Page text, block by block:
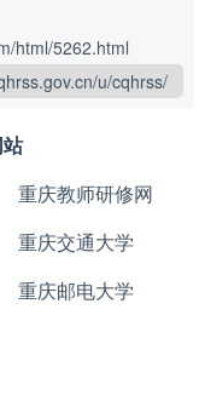
html/5262.html
u/cqhrss/
重庆教师研修网
重庆交通大学
重庆邮电大学